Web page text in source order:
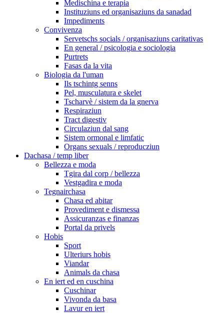
Medischina e terapia
Instituziuns ed organisaziuns da sanadad
Impediments
Convivenza
Servetschs socials / organisaziuns caritativas
En general / psicologia e sociologia
Purtrets
Fasas da la vita
Biologia da l'uman
Ils tschintg senns
Pel, musculatura e skelet
Tscharvè / sistem da la gnerva
Respiraziun
Tract digestiv
Circulaziun dal sang
Sistem ormonal e limfatic
Organs sexuals / reproducziun
Dachasa / temp liber
Bellezza e moda
Tgira dal corp / bellezza
Vestgadira e moda
Tegnairchasa
Chasa ed abitar
Provediment e dismessa
Assicuranzas e finanzas
Portal da privels
Hobis
Sport
Ulteriurs hobis
Viandar
Animals da chasa
En iert ed en cuschina
Cuschinar
Vivonda da basa
Lavur en iert